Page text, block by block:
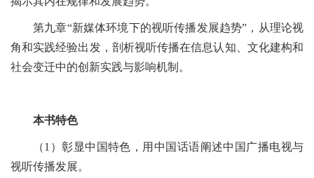
第九章“新媒体环境下的视听传播发展趋势”，从理论视
角和实践经验出发，剖析视听传播在信息认知、文化建构和
社会变迁中的创新实践与影响机制。
本书特色
（1）彰显中国特色，用中国话语阐述中国广播电视与
视听传播发展。